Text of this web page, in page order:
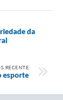
da
RECENTE
esporte